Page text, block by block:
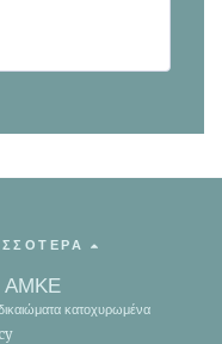
ΑΜΚΕ
κατοχυρωμένα